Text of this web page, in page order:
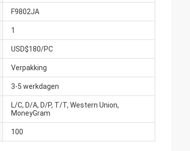
F9802JA
1
USD$180/PC
Verpakking
3-5 werkdagen
L/C, D/A, D/P, T/T, Western Union,
MoneyGram
100